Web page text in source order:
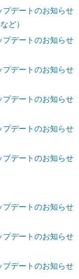
プデートのお知らせ
ど）
プデートのお知らせ
プデートのお知らせ
プデートのお知らせ
プデートのお知らせ
プデートのお知らせ
プデートのお知らせ
プデートのお知らせ
プデートのお知らせ